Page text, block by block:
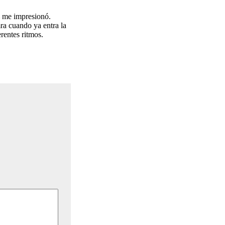
impresionó.
cuando ya entra la
ritmos.